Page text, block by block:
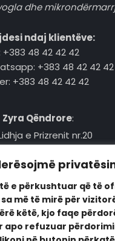
e përkushtuar që të
më të mirë për
këtë, kjo faqe
apo refuzuar
dhe
ndaj klientëve:
+383 48 42 42 42
+383 48 42 42 42
+383 48 42 42 42
Zyra Qëndrore:
e Prizrenit nr.20
30000, Kosovë
i punës:
- E premte
- 16:00